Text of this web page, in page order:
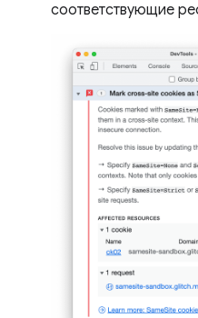
соответствующие